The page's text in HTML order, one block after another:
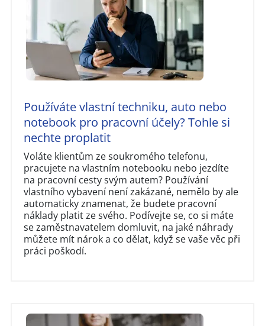
Používáte vlastní techniku, auto nebo
notebook pro pracovní účely? Tohle si
nechte proplatit
Voláte klientům ze soukromého telefonu,
pracujete na vlastním notebooku nebo jezdíte
na pracovní cesty svým autem? Používání
vlastního vybavení není zakázané, nemělo by ale
automaticky znamenat, že budete pracovní
náklady platit ze svého. Podívejte se, co si máte
se zaměstnavatelem domluvit, na jaké náhrady
můžete mít nárok a co dělat, když se vaše věc při
práci poškodí.